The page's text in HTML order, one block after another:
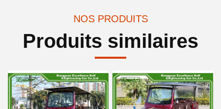
NOS PRODUITS
Produits similaires